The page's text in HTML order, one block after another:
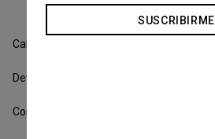
Calcular Envío
Devoluciones
Conocer todos los Medios de Pago
SUSCRIBIRME